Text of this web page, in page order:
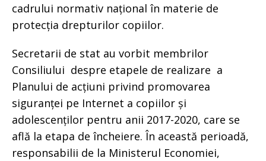
cadrului normativ național în materie de
protecția drepturilor copiilor.
Secretarii de stat au vorbit membrilor
Consiliului despre etapele de realizare a
Planului de acțiuni privind promovarea
siguranței pe Internet a copiilor și
adolescenților pentru anii 2017-2020, care se
află la etapa de încheiere. În această perioadă,
responsabilii de la Ministerul Economiei,